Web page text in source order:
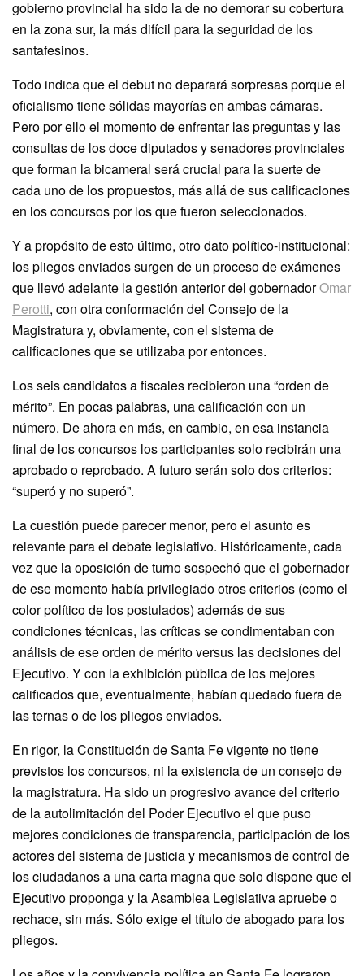
gobierno provincial ha sido la de no demorar su cobertura
en la zona sur, la más difícil para la seguridad de los
santafesinos.
Todo indica que el debut no deparará sorpresas porque el
oficialismo tiene sólidas mayorías en ambas cámaras.
Pero por ello el momento de enfrentar las preguntas y las
consultas de los doce diputados y senadores provinciales
que forman la bicameral será crucial para la suerte de
cada uno de los propuestos, más allá de sus calificaciones
en los concursos por los que fueron seleccionados.
Y a propósito de esto último, otro dato político-institucional:
los pliegos enviados surgen de un proceso de exámenes
que llevó adelante la gestión anterior del gobernadorOmar
Perotti, con otra conformación del Consejo de la
Magistratura y, obviamente, con el sistema de
calificaciones que se utilizaba por entonces.
Los seis candidatos a fiscales recibieron una “orden de
mérito”. En pocas palabras, una calificación con un
número. De ahora en más, en cambio, en esa instancia
final de los concursos los participantes solo recibirán una
aprobado o reprobado. A futuro serán solo dos criterios:
“superó y no superó”.
La cuestión puede parecer menor, pero el asunto es
relevante para el debate legislativo. Históricamente, cada
vez que la oposición de turno sospechó que el gobernador
de ese momento había privilegiado otros criterios (como el
color político de los postulados) además de sus
condiciones técnicas, las críticas se condimentaban con
análisis de ese orden de mérito versus las decisiones del
Ejecutivo. Y con la exhibición pública de los mejores
calificados que, eventualmente, habían quedado fuera de
las ternas o de los pliegos enviados.
En rigor, la Constitución de Santa Fe vigente no tiene
previstos los concursos, ni la existencia de un consejo de
la magistratura. Ha sido un progresivo avance del criterio
de la autolimitación del Poder Ejecutivo el que puso
mejores condiciones de transparencia, participación de los
actores del sistema de justicia y mecanismos de control de
los ciudadanos a una carta magna que solo dispone que el
Ejecutivo proponga y la Asamblea Legislativa apruebe o
rechace, sin más. Sólo exige el título de abogado para los
pliegos.